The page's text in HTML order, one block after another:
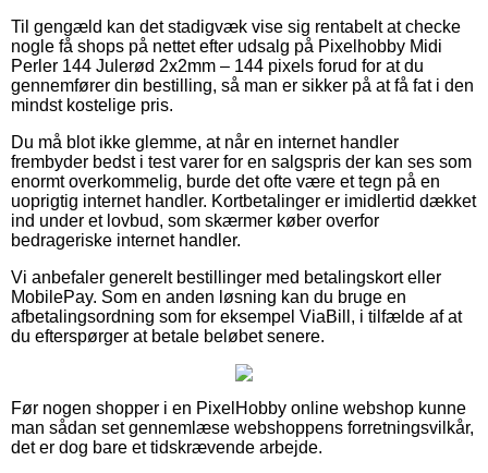
Til gengæld kan det stadigvæk vise sig rentabelt at checke
nogle få shops på nettet efter udsalg på Pixelhobby Midi
Perler 144 Julerød 2x2mm – 144 pixels forud for at du
gennemfører din bestilling, så man er sikker på at få fat i den
mindst kostelige pris.
Du må blot ikke glemme, at når en internet handler
frembyder bedst i test varer for en salgspris der kan ses som
enormt overkommelig, burde det ofte være et tegn på en
uoprigtig internet handler. Kortbetalinger er imidlertid dækket
ind under et lovbud, som skærmer køber overfor
bedrageriske internet handler.
Vi anbefaler generelt bestillinger med betalingskort eller
MobilePay. Som en anden løsning kan du bruge en
afbetalingsordning som for eksempel ViaBill, i tilfælde af at
du efterspørger at betale beløbet senere.
Før nogen shopper i en PixelHobby online webshop kunne
man sådan set gennemlæse webshoppens forretningsvilkår,
det er dog bare et tidskrævende arbejde.